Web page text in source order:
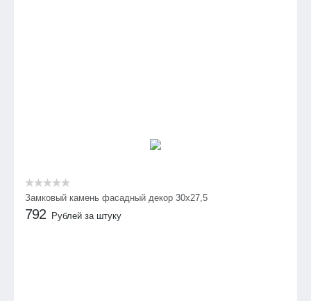
Замковый камень фасадный декор 30х27,5
792 Рублей за штуку